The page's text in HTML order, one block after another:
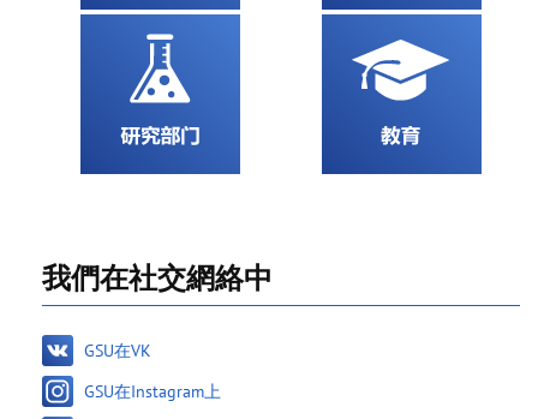
我們在社交網絡中
GSU在VK
GSU在Instagram上